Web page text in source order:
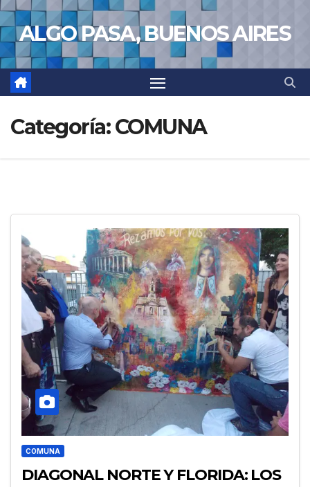
Saltar
al
contenido
ALGO PASA, BUENOS AIRES
Categoría:COMUNA
COMUNA
DIAGONAL NORTE Y FLORIDA: LOS